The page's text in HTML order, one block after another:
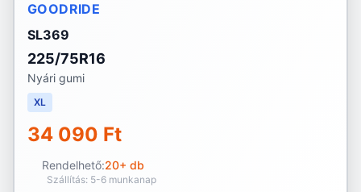
GOODRIDE
SL369
225/75R16
Nyári gumi
XL
34 090 Ft
Rendelhető:20+ db
Szállítás: 5-6 munkanap